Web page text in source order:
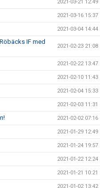
2021-03-21 12:49
2021-03-16 15:37
2021-03-04 14:44
IF med
2021-02-23 21:08
2021-02-22 13:47
2021-02-10 11:43
2021-02-04 15:33
2021-02-03 11:31
2021-02-02 07:16
2021-01-29 12:49
2021-01-24 19:57
2021-01-22 12:24
2021-01-21 10:21
2021-01-02 13:42